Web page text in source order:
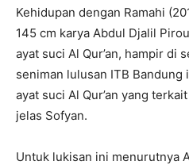
Kehidupan dengan Ramahi
145 cm karya Abdul Djalil
ayat suci Al Qur’an, hampir di
seniman lulusan ITB Bandung
ayat suci Al Qur’an yang
jelas Sofyan.
Untuk lukisan ini menurutnya